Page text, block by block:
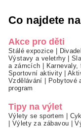
Co najdete
Akce pro děti
Stálé expozice
Výstavy a veletrhy|
a zámcích
Sportovní aktivity|
Vzdělávání
Pobytové
program
Tipy na výlet
Výlety se sportem
Výlety za zábavou |